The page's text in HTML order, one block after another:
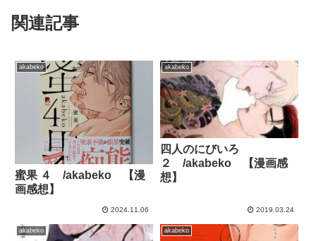
関連記事
akabeko
蜜果 ４ /akabeko 【漫
画感想】
2024.11.06
akabeko
四人のにびいろ
２ /akabeko 【漫画感
想】
2019.03.24
akabeko akabeko